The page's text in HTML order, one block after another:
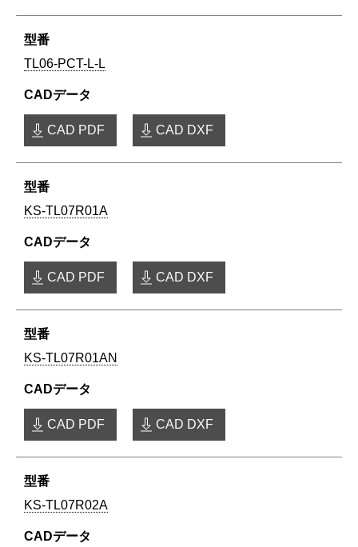
TL06-PCT-L-L
CAD PDF CAD DXF
KS-TL07R01A
CAD PDF CAD DXF
KS-TL07R01AN
CAD PDF CAD DXF
KS-TL07R02A